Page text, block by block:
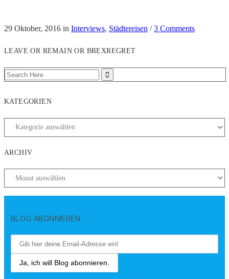
29 Oktober, 2016 in Interviews, Städtereisen /3 Comments
LEAVE OR REMAIN OR BREXREGRET
KATEGORIEN
ARCHIV
BLOG ABONNIEREN